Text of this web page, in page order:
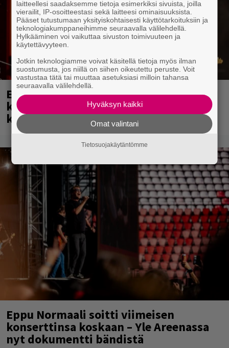
Eppu Normaali soitti viimeisen
keikkansa – nämä kappaleet sillä
kuultiin
Eppu Normaali soitti viimeisen
konserttinsa koskaan – Yle Areenassa
nyt dokumentti bändistä
laitteellesi saadaksemme tietoja esimerkiksi sivuista, joilla
vierailit, IP-osoitteestasi sekä laitteesi ominaisuuksista.
Pääset tutustumaan yksityiskohtaisesti käyttötarkoituksiin ja
teknologiakumppaneihimme seuraavalla välilehdellä.
Hylkääminen voi vaikuttaa sivuston toimivuuteen ja
käytettävyyteen.
Jotkin teknologiamme voivat käsitellä tietoja myös ilman
suostumusta, jos niillä on siihen oikeutettu peruste. Voit
vastustaa tätä tai muuttaa asetuksiasi milloin tahansa
seuraavalla välilehdellä.
Hyväksyn kaikki
Omat valintani
Tietosuojakäytäntömme